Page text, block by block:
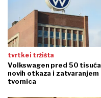
tvrtke i tržišta
Volkswagen pred 50 tisuća
novih otkaza i zatvaranjem
tvornica